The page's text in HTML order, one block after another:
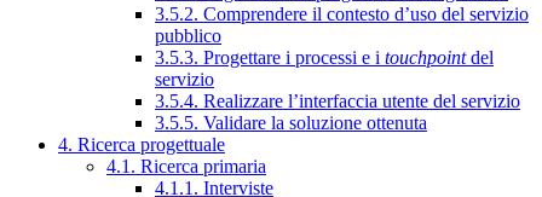
3.5.2. Comprendere il contesto d’uso del servizio
pubblico
3.5.3. Progettare i processi e i touchpointdel
servizio
3.5.4. Realizzare l’interfaccia utente del servizio
3.5.5. Validare la soluzione ottenuta
4. Ricerca progettuale
4.1. Ricerca primaria
4.1.1. Interviste